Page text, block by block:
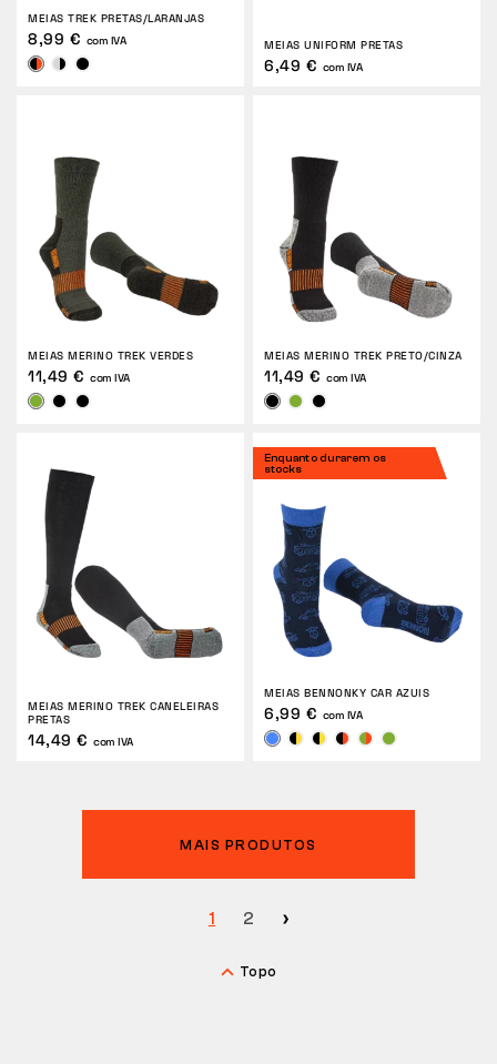
MEIAS TREK PRETAS/LARANJAS
8,99 € com IVA MEIAS UNIFORM PRETAS
6,49 € com IVA
MEIAS MERINO TREK VERDES
11,49 € com IVA
MEIAS MERINO TREK PRETO/CINZA
11,49 € com IVA
MEIAS MERINO TREK CANELEIRAS
PRETAS
14,49 € com IVA
Enquanto durarem os
stocks
MEIAS BENNONKY CAR AZUIS
6,99 € com IVA
MAIS PRODUTOS
1 2
Topo